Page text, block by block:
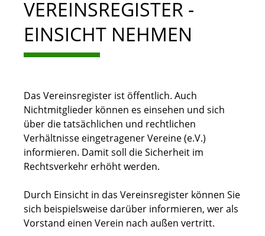
VEREINSREGISTER -
EINSICHT NEHMEN
Das Vereinsregister ist öffentlich. Auch
Nichtmitglieder können es einsehen und sich
über die tatsächlichen und rechtlichen
Verhältnisse eingetragener Vereine (e.V.)
informieren. Damit soll die Sicherheit im
Rechtsverkehr erhöht werden.
Durch Einsicht in das Vereinsregister können Sie
sich beispielsweise darüber informieren, wer als
Vorstand einen Verein nach außen vertritt.